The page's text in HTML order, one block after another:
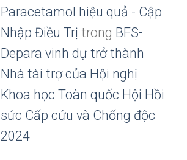
Paracetamol hiệu quả - Cập
Nhập Điều Trị trong BFS-
Depara vinh dự trở thành
Nhà tài trợ của Hội nghị
Khoa học Toàn quốc Hội Hồi
sức Cấp cứu và Chống độc
2024